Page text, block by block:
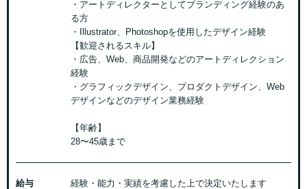
・アートディレクターとしてブランディング経験のあ
る方
・Illustrator、Photoshopを使用したデザイン経験
【歓迎されるスキル】
・広告、Web、商品開発などのアートディレクション
経験
・グラフィックデザイン、プロダクトデザイン、Web
デザインなどのデザイン業務経験
【年齢】
28〜45歳まで
給与
経験・能力・実績を考慮した上で決定いたします